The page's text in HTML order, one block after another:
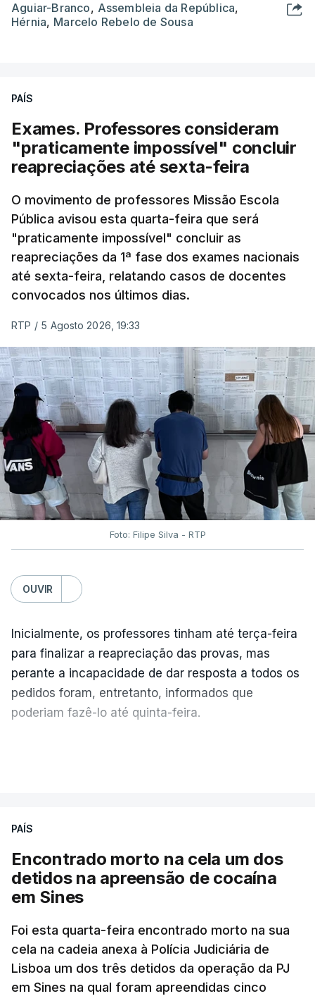
Aguiar-Branco, Assembleia da República,
Hérnia, Marcelo Rebelo de Sousa
PAÍS
Exames. Professores consideram
"praticamente impossível" concluir
reapreciações até sexta-feira
O movimento de professores Missão Escola
Pública avisou esta quarta-feira que será
"praticamente impossível" concluir as
reapreciações da 1ª fase dos exames nacionais
até sexta-feira, relatando casos de docentes
convocados nos últimos dias.
RTP / 5 Agosto 2026, 19:33
Foto: Filipe Silva - RTP
OUVIR
Inicialmente, os professores tinham até terça-feira
para finalizar a reapreciação das provas, mas
perante a incapacidade de dar resposta a todos os
pedidos foram, entretanto, informados que
poderiam fazê-lo até quinta-feira.
No domingo, estavam concluídos cerca de 50 por
cento dos mais de 20 mil pedidos de reapreciação,
mas Cristina Mota, porta-voz da Missão Escola
Pública, tem dúvidas de que o processo esteja
"Durante o fim de semana e nos últimos dias,
apercebamo-nos que ainda estão a ser
convocados professores para reapreciações"
PAÍS
Encontrado morto na cela um dos
detidos na apreensão de cocaína
em Sines
Foi esta quarta-feira encontrado morto na sua
cela na cadeia anexa à Polícia Judiciária de
Lisboa um dos três detidos da operação da PJ
em Sines na qual foram apreendidas cinco